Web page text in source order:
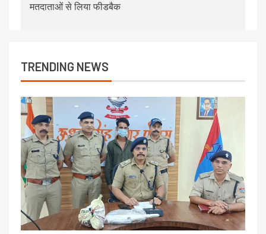
मतदाताओं से लिया फीडबैक
TRENDING NEWS